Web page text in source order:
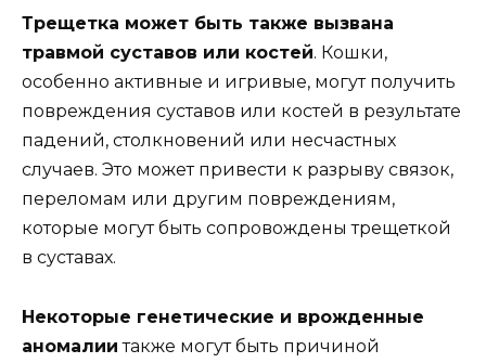
Трещетка может быть также вызвана
травмой суставов или костей. Кошки,
особенно активные и игривые, могут получить
повреждения суставов или костей в результате
падений, столкновений или несчастных
случаев. Это может привести к разрыву связок,
переломам или другим повреждениям,
которые могут быть сопровождены трещеткой
в суставах.
Некоторые генетические и врожденные
аномалии также могут быть причиной